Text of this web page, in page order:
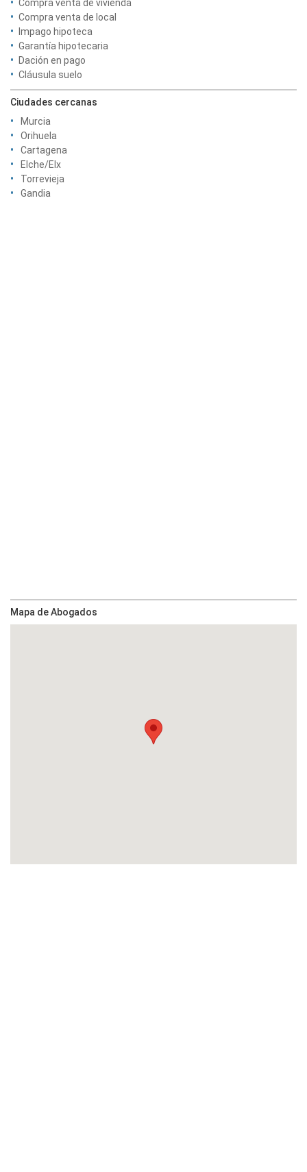
Compra venta de vivienda
Compra venta de local
Impago hipoteca
Garantía hipotecaria
Dación en pago
Cláusula suelo
Ciudades cercanas
Murcia
Orihuela
Cartagena
Elche/Elx
Torrevieja
Gandia
Mapa de Abogados